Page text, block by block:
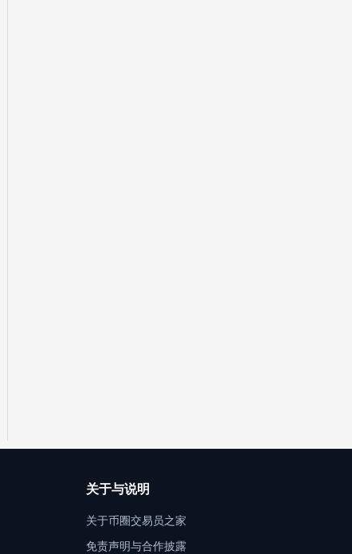
关于与说明
关于币圈交易员之家
免责声明与合作披露